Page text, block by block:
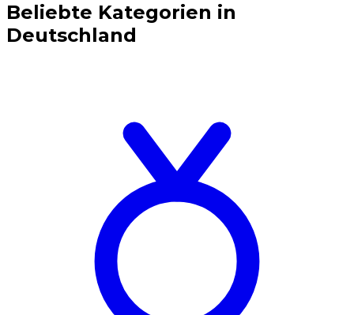
Beliebte Kategorien in
Deutschland